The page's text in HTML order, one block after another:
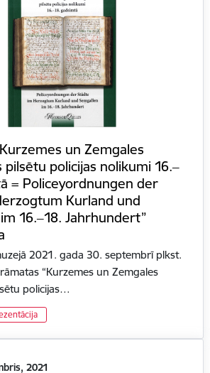
un Zemgales
policijas nolikumi 16.‒
= Policeyordnungen der
Kurland und
16.‒18. Jahrhundert”
2021. gada 30. septembrī plkst.
“Kurzemes un Zemgales
policijas…
2021